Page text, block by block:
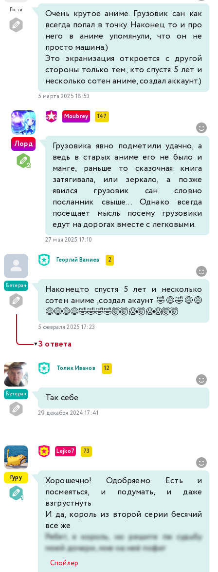
Гости
Очень крутое аниме. Грузовик сан как
всегда попал в точку. Наконец то и про
него в аниме упомянули, что он не
просто машина.)
Это экранизация откроется с другой
стороны только тем, кто спустя 5 лет и
несколько сотен аниме, создал аккаунт.)
5 марта 2025 18:53
Лорд
Moubrey 147
Грузовика явно подметили удачно, а
ведь в старых аниме его не было и
манге, раньше то сказочная книга
затягивала, или зеркало, а позже
явился грузовик сан словно
посланник свыше... Однако всегда
посещает мысль посему грузовики
едут на дорогах вместе с легковыми.
27 мая 2025 17:10
Ветеран
Георгий Ваниев 2
Наконецто спустя 5 лет и несколько
сотен аниме ,создал акаунт 🤣😅🤣😅😅
😅😅😅😅🤣🤣🤣🤣🤯🤯😱🤯😱😱🤯🤯
5 февраля 2025 17:23
▼3 ответа
Ветеран
Толик Иванов 12
Так себе
29 декабря 2024 17:41
Гуру
Lejko7 73
Хорошечно! Одобряемо. Есть и
посмеяться, и подумать, и даже
взгрустнуть
И да, король из второй серии бесячий
всё же
Ребят, я король, но решите пж судьбу
моей дочери, мне на неё пофиг
Спойлер